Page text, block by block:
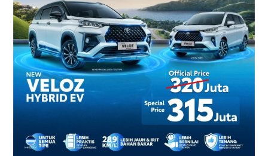
Promo
Terbaru
di
Yogyakarta